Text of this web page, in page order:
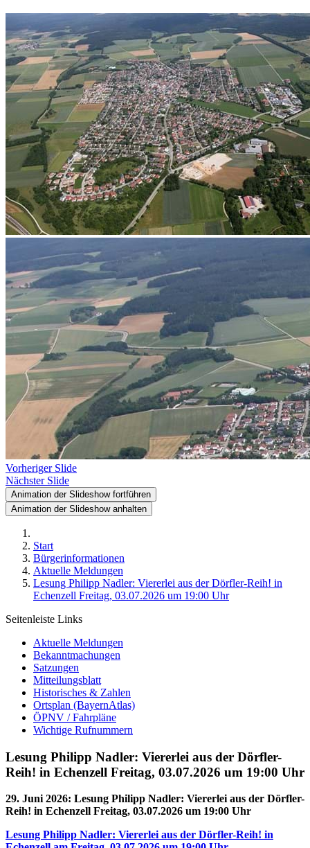
Vorheriger Slide
Nächster Slide
Animation der Slideshow fortführen
Animation der Slideshow anhalten
Start
Bürgerinformationen
Aktuelle Meldungen
Lesung Philipp Nadler: Viererlei aus der Dörfler-Reih! in
Echenzell Freitag, 03.07.2026 um 19:00 Uhr
Seitenleiste Links
Aktuelle Meldungen
Bekanntmachungen
Satzungen
Mitteilungsblatt
Historisches & Zahlen
Ortsplan (BayernAtlas)
ÖPNV / Fahrpläne
Wichtige Rufnummern
Lesung Philipp Nadler: Viererlei aus der Dörfler-
Reih! in Echenzell Freitag, 03.07.2026 um 19:00 Uhr
29. Juni 2026: Lesung Philipp Nadler: Viererlei aus der Dörfler-
Reih! in Echenzell Freitag, 03.07.2026 um 19:00 Uhr
Lesung Philipp Nadler: Viererlei aus der Dörfler-Reih! in